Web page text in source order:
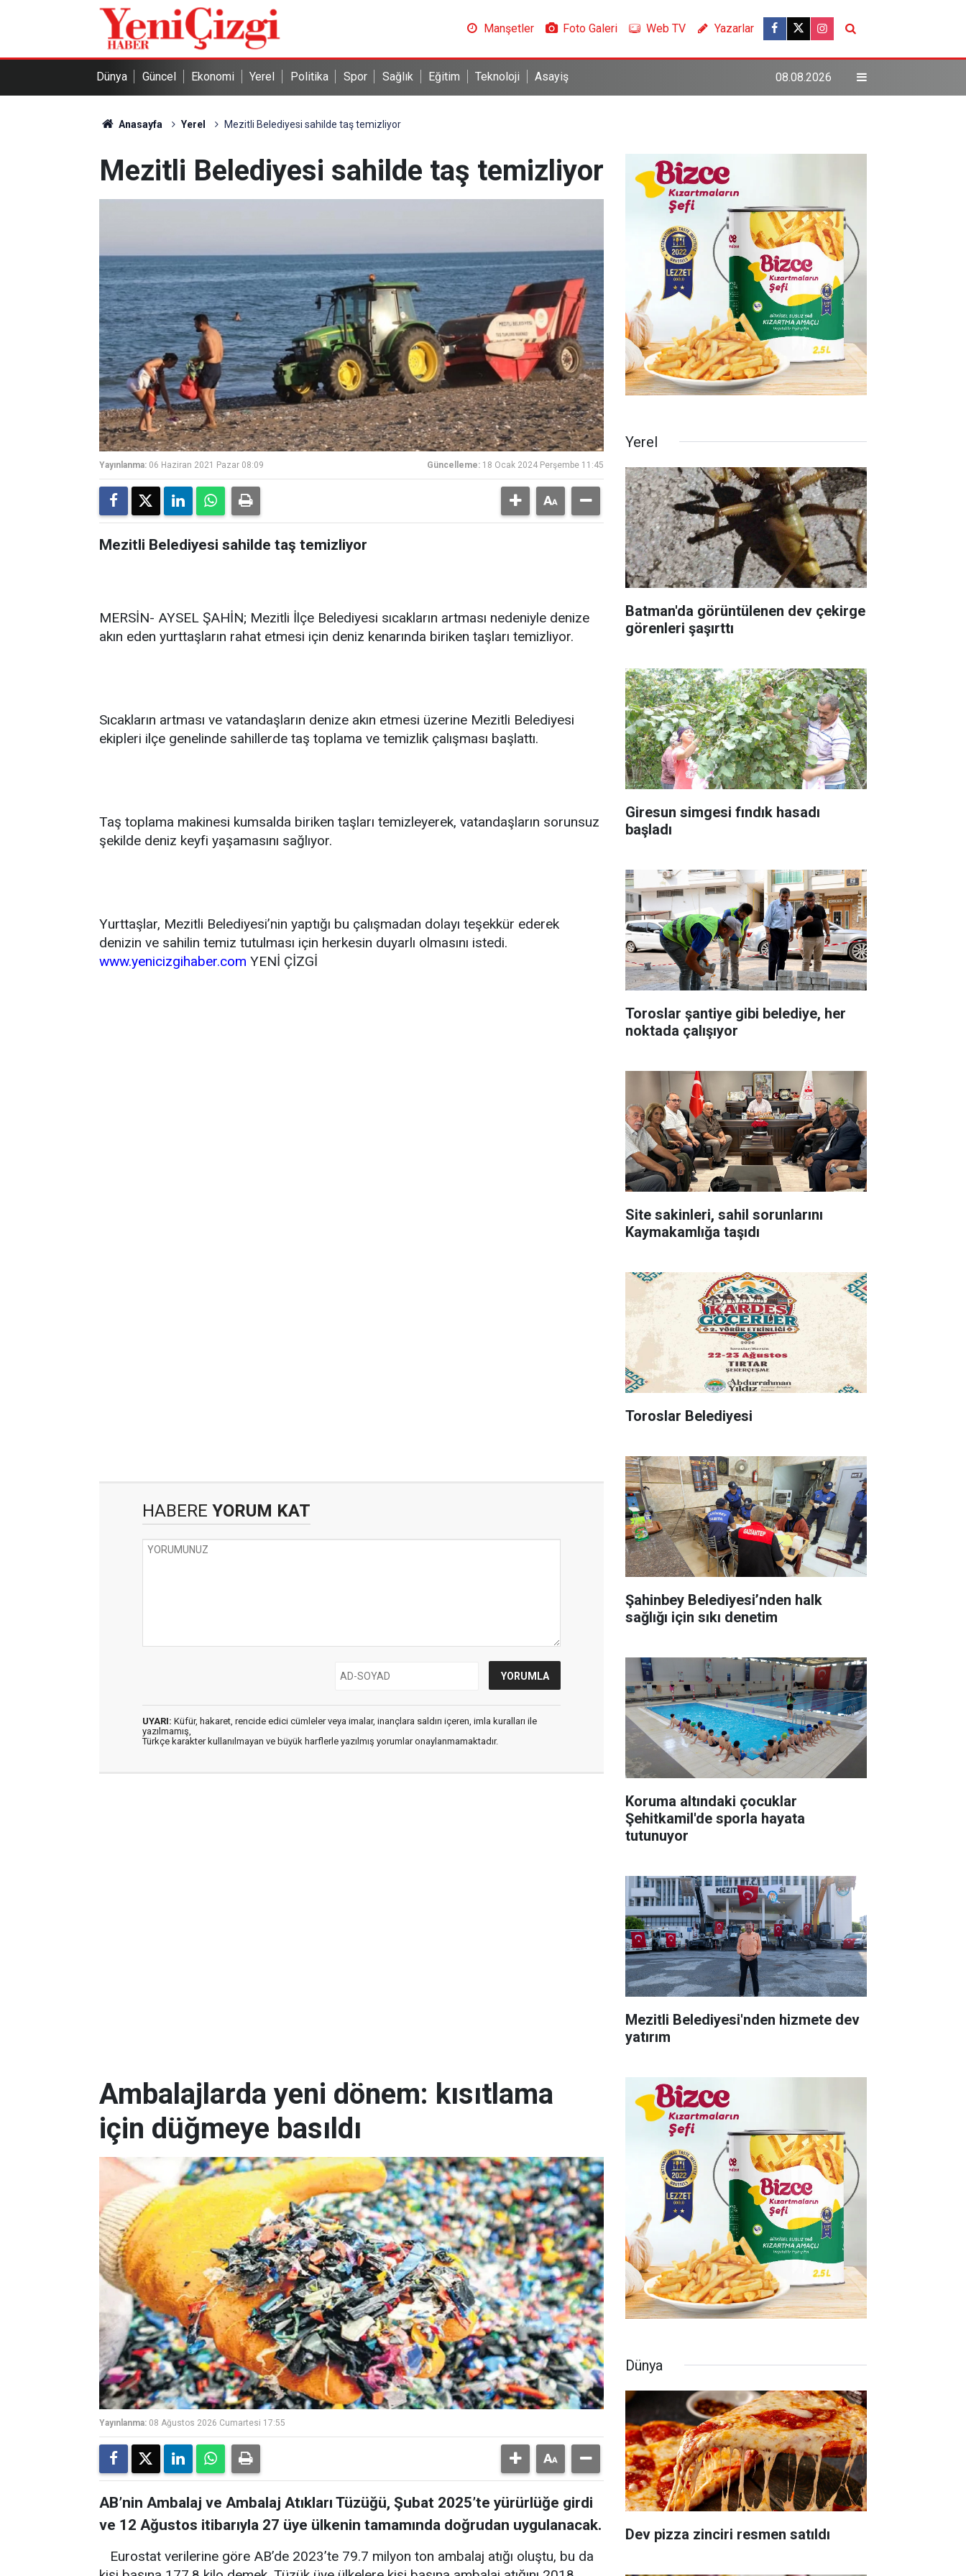
Manşetler Foto Galeri Web TV Yazarlar
Dünya Güncel Ekonomi Yerel Politika Spor Sağlık Eğitim Teknoloji Asayiş 08.08.2026
Anasayfa Yerel Mezitli Belediyesi sahilde taş temizliyor
Mezitli Belediyesi sahilde taş temizliyor
Yayınlanma: 06 Haziran 2021 Pazar 08:09 Güncelleme: 18 Ocak 2024 Perşembe 11:45
Mezitli Belediyesi sahilde taş temizliyor
MERSİN- AYSEL ŞAHİN; Mezitli İlçe Belediyesi sıcakların artması nedeniyle denize
akın eden yurttaşların rahat etmesi için deniz kenarında biriken taşları temizliyor.
Sıcakların artması ve vatandaşların denize akın etmesi üzerine Mezitli Belediyesi
ekipleri ilçe genelinde sahillerde taş toplama ve temizlik çalışması başlattı.
Taş toplama makinesi kumsalda biriken taşları temizleyerek, vatandaşların sorunsuz
şekilde deniz keyfi yaşamasını sağlıyor.
Yurttaşlar, Mezitli Belediyesi’nin yaptığı bu çalışmadan dolayı teşekkür ederek
denizin ve sahilin temiz tutulması için herkesin duyarlı olmasını istedi.
www.yenicizgihaber.com YENİ ÇİZGİ
HABERE YORUM KAT
UYARI: Küfür, hakaret, rencide edici cümleler veya imalar, inançlara saldırı içeren, imla kuralları ile
yazılmamış,
Türkçe karakter kullanılmayan ve büyük harflerle yazılmış yorumlar onaylanmamaktadır.
Yerel
Batman'da görüntülenen dev çekirge
görenleri şaşırttı
Giresun simgesi fındık hasadı
başladı
Toroslar şantiye gibi belediye, her
noktada çalışıyor
Site sakinleri, sahil sorunlarını
Kaymakamlığa taşıdı
Toroslar Belediyesi
Şahinbey Belediyesi’nden halk
sağlığı için sıkı denetim
Koruma altındaki çocuklar
Şehitkamil'de sporla hayata
tutunuyor
Mezitli Belediyesi'nden hizmete dev
yatırım
Ambalajlarda yeni dönem: kısıtlama
için düğmeye basıldı
Yayınlanma: 08 Ağustos 2026 Cumartesi 17:55
AB’nin Ambalaj ve Ambalaj Atıkları Tüzüğü, Şubat 2025’te yürürlüğe girdi
ve 12 Ağustos itibarıyla 27 üye ülkenin tamamında doğrudan uygulanacak.
Eurostat verilerine göre AB’de 2023’te 79.7 milyon ton ambalaj atığı oluştu, bu da
Dünya
Dev pizza zinciri resmen satıldı